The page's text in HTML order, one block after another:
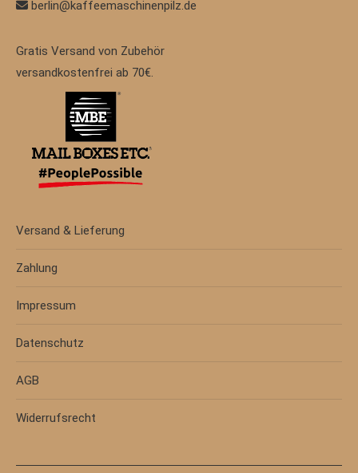
berlin@kaffeemaschinenpilz.de
Gratis Versand von Zubehör
versandkostenfrei ab 70€.
Versand & Lieferung
Zahlung
Impressum
Datenschutz
AGB
Widerrufsrecht